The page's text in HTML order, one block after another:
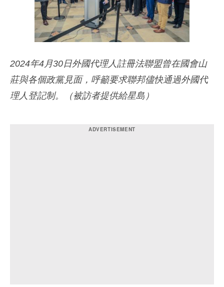
2024年4月30日外國代理人註冊法聯盟曾在國會山
莊與各個政黨見面，呼籲要求聯邦儘快通過外國代
理人登記制。（被訪者提供給星島）